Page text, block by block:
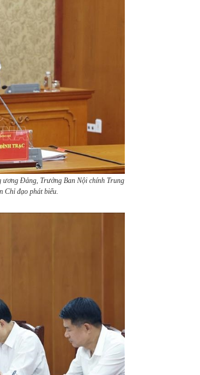
Đảng, Trưởng Ban Nội chính Trung
Chỉ đạo phát biểu.